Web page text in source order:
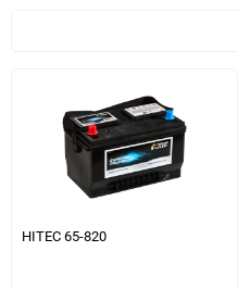
HITEC 65-820